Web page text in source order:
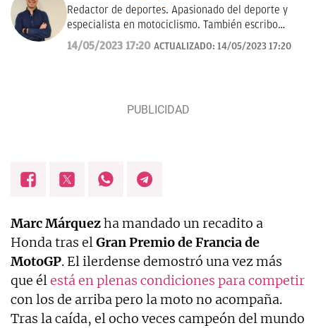
Redactor de deportes. Apasionado del deporte y
especialista en motociclismo. También escribo
sobre pádel y NFL.
14/05/2023 17:20 ACTUALIZADO: 14/05/2023 17:20
Marc Márquezha mandado un recadito a
Honda tras elGran Premio de Francia de
MotoGP. El ilerdense demostró una vez más
que élestá en plenas condiciones para competir
con los de arriba pero la moto no acompaña.
Tras la caída, el ocho veces campeón del mundo